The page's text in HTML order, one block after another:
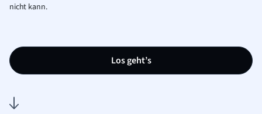
nicht kann.
Los geht’s